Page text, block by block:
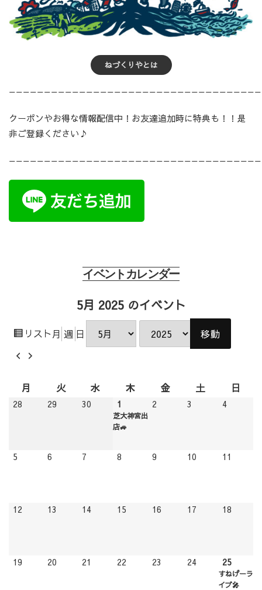
ねづくりやとは
クーポンやお得な情報配信中！お友達追加時に特典も！！是
非ご登録ください♪
イベントカレンダー
5月 2025 のイベント
リスト 表
月 週 日
前
次
月
火火
水水
木木
日
金金
土 日
28 2025.04.28
29 2025.04.29
30 2025.04.30
1 2025.05.01
event)
芝大神宮出
店🚙
2 2025.05.02
3 2025.05.03
4
5 2025.05.05
6 2025.05.06
7 2025.05.07
8 2025.05.08
9 2025.05.09
10 2025.05.10
11
12 2025.05.12
13 2025.05.13
142025.05.14
15 2025.05.15
16 2025.05.16
17 2025.05.17
18
19 2025.05.19
20 2025.05.20
21 2025.05.21
22 2025.05.22
23 2025.05.23
242025.05.24
25(1
event)
すねげーラ
イブ🎤